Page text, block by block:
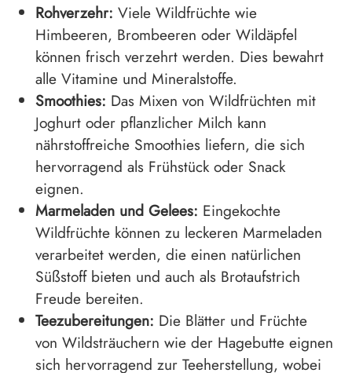
Rohverzehr: Viele Wildfrüchte wie
Himbeeren, Brombeeren oder Wildäpfel
können frisch verzehrt werden. Dies bewahrt
alle Vitamine und Mineralstoffe.
Smoothies: Das Mixen von Wildfrüchten mit
Joghurt oder pflanzlicher Milch kann
nährstoffreiche Smoothies liefern, die sich
hervorragend als Frühstück oder Snack
eignen.
Marmeladen und Gelees: Eingekochte
Wildfrüchte können zu leckeren Marmeladen
verarbeitet werden, die einen natürlichen
Süßstoff bieten und auch als Brotaufstrich
Freude bereiten.
Teezubereitungen: Die Blätter und Früchte
von Wildsträuchern wie der Hagebutte eignen
sich hervorragend zur Teeherstellung, wobei